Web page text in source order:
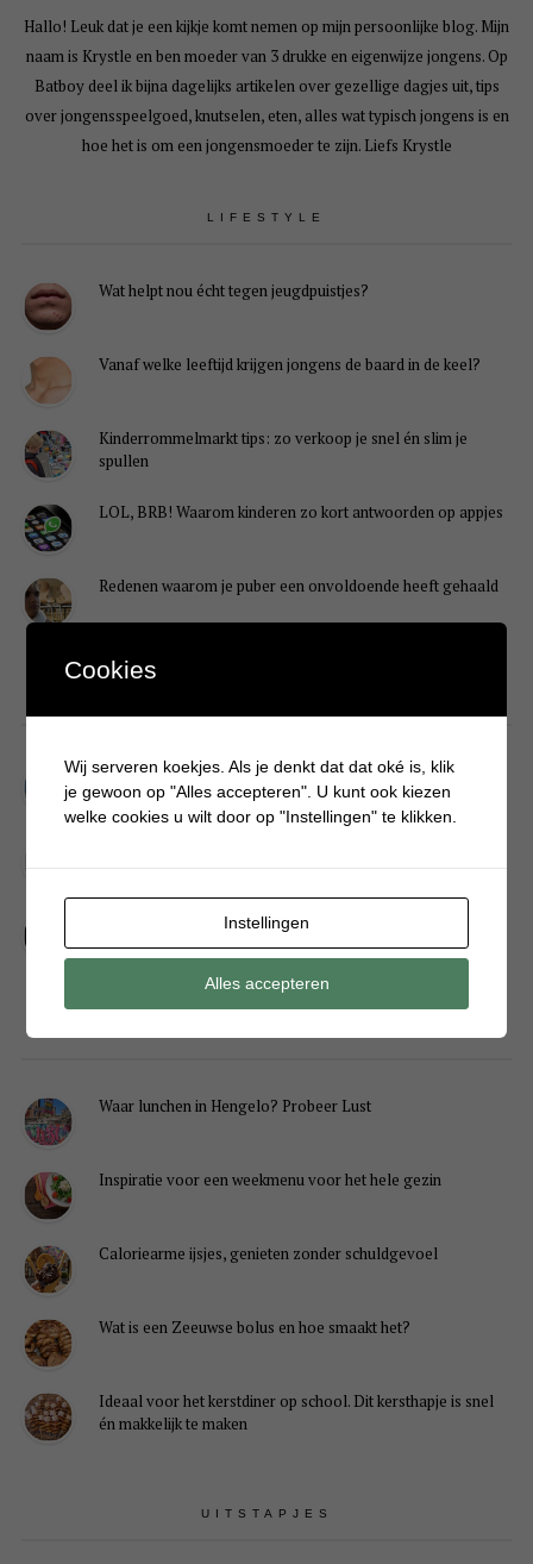
Hallo! Leuk dat je een kijkje komt nemen op mijn persoonlijke blog. Mijn
naam is Krystle en ben moeder van 3 drukke en eigenwijze jongens. Op
Batboy deel ik bijna dagelijks artikelen over gezellige dagjes uit, tips
over jongensspeelgoed, knutselen, eten, alles wat typisch jongens is en
hoe het is om een jongensmoeder te zijn. Liefs Krystle
LIFESTYLE
Wat helpt nou écht tegen jeugdpuistjes?
Vanaf welke leeftijd krijgen jongens de baard in de keel?
Kinderrommelmarkt tips: zo verkoop je snel én slim je
spullen
LOL, BRB! Waarom kinderen zo kort antwoorden op appjes
Redenen waarom je puber een onvoldoende heeft gehaald
Simpele DIY: Maak een geurroos van watten
Sneeuwpopkrans maken om bij de voordeur te hangen
Waar lunchen in Hengelo? Probeer Lust
Inspiratie voor een weekmenu voor het hele gezin
Caloriearme ijsjes, genieten zonder schuldgevoel
Wat is een Zeeuwse bolus en hoe smaakt het?
Ideaal voor het kerstdiner op school. Dit kersthapje is snel
én makkelijk te maken
UITSTAPJES
Cookies
Wij serveren koekjes. Als je denkt dat dat oké is, klik
je gewoon op "Alles accepteren". U kunt ook kiezen
welke cookies u wilt door op "Instellingen" te klikken.
Instellingen
Alles accepteren